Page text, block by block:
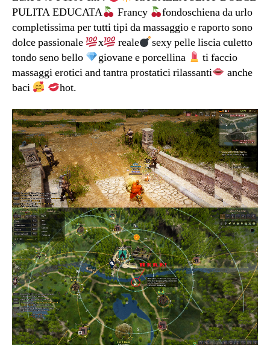
PULITA EDUCATA
Francy
fondoschiena da urlo
completissima per tutti tipi da massaggio e raporto sono
dolce passionale
x reale
sexy pelle liscia culetto
tondo seno bello
giovane e porcellina
ti faccio
massaggi erotici and tantra prostatici rilassanti
anche
baci
hot.